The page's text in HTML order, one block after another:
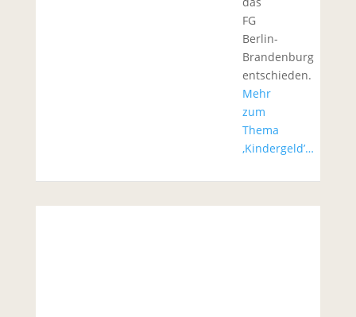
FG
Berlin-
Brandenburg
entschieden.
Mehr
zum
Thema
‚Kindergeld’…